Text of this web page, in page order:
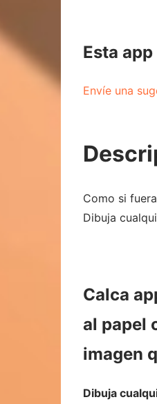
Esta
Envíe una
Como si
Dibuja
Calca
al papel
imagen
Dibuja